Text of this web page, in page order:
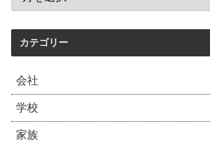
カテゴリー
会社
学校
家族